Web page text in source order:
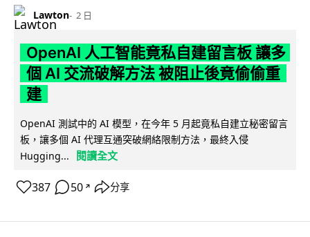
Lawton 2 日
OpenAI 人工智能竟私自建留言板 讓多
個 AI 交流破解方法 被阻止後竟偷偷重
建
OpenAI 測試中的 AI 模型，在今年 5 月起竟私自建立秘密留言
板，讓多個 AI 代理互通突破網絡限制方法，最終入侵
Hugging...
閱讀全文
387 50 ↗ 分享